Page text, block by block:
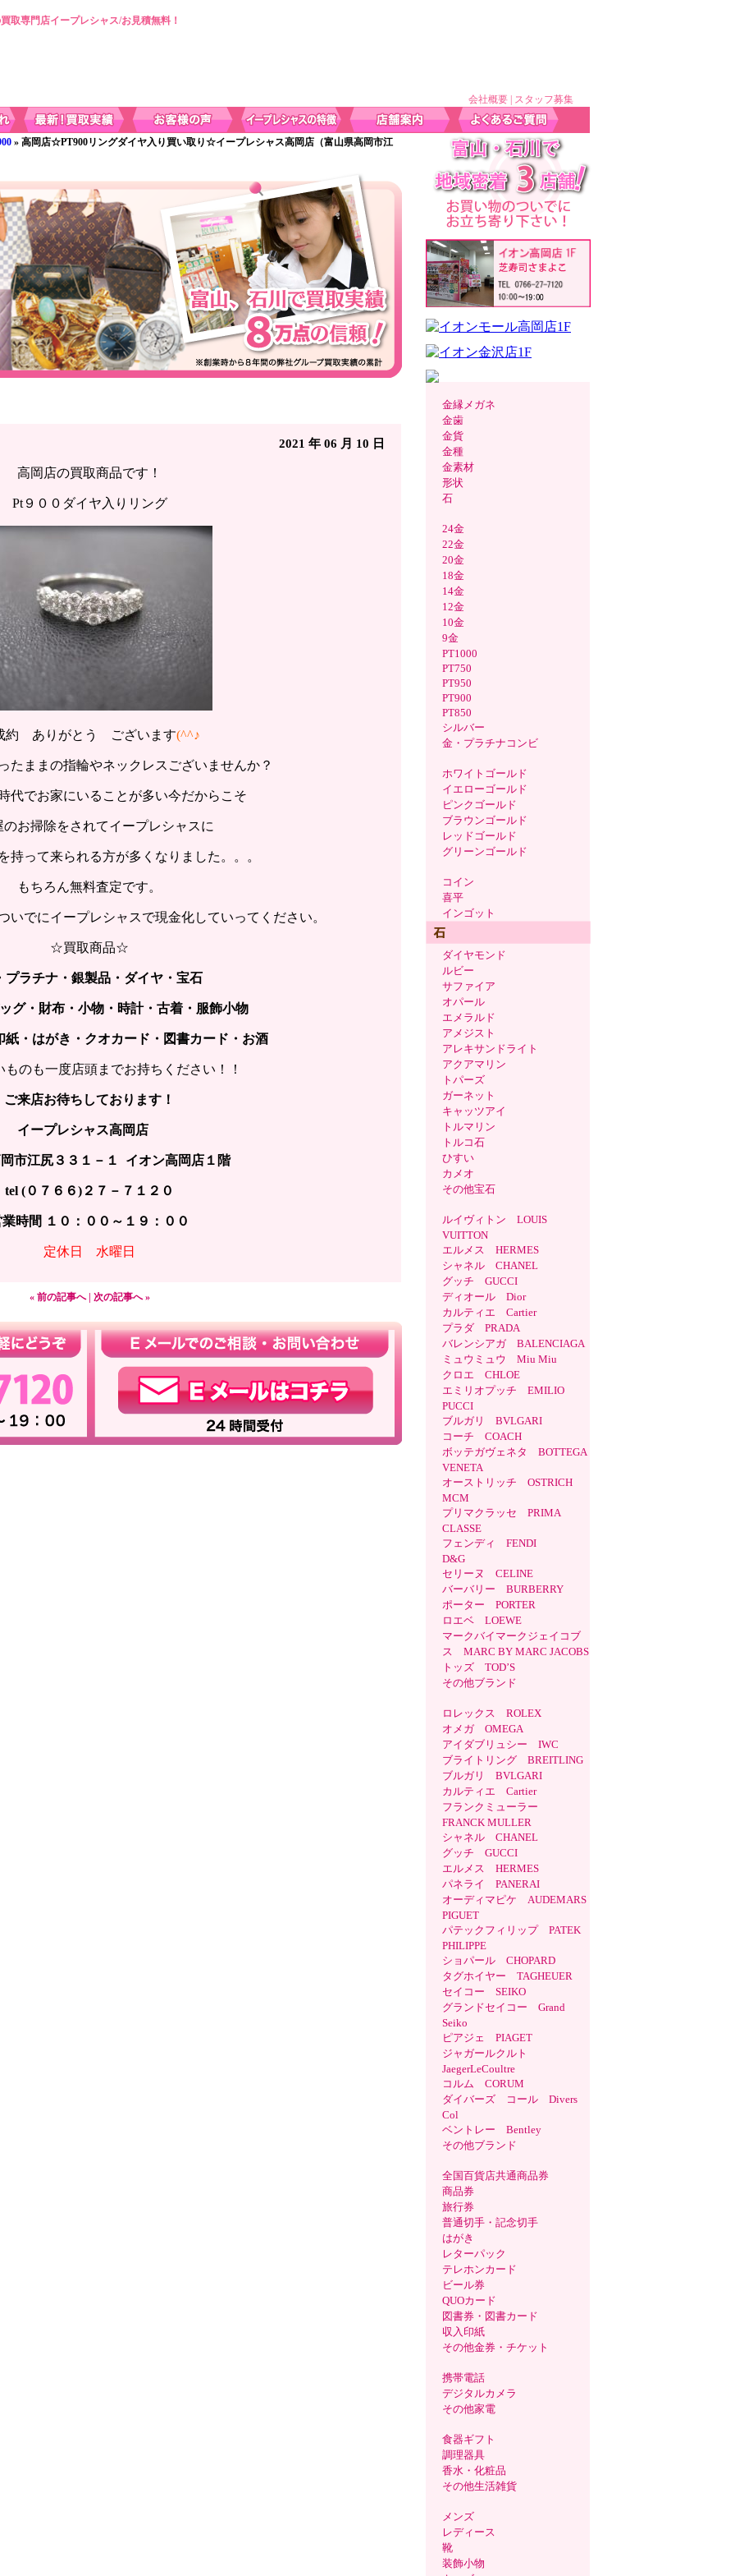
取専門店イープレシャス/お見積無料！
会社概要 スタッフ募集
» 高岡店☆PT900リングダイヤ入り買い取り☆イープレシャス高岡店（富山県高岡市江
2021 年 06 月 10 日
高岡店の買取商品です！
Pt９００ダイヤ入りリング
約 ありがとう ございます(^^♪
たままの指輪やネックレスございませんか？
代でお家にいることが多い今だからこそ
のお掃除をされてイープレシャスに
持って来られる方が多くなりました。。。
もちろん無料査定です。
いでにイープレシャスで現金化していってください。
☆買取商品☆
プラチナ・銀製品・ダイヤ・宝石
グ・財布・小物・時計・古着・服飾小物
紙・はがき・クオカード・図書カード・お酒
のも一度店頭までお持ちください！！
ご来店お待ちしております！
イープレシャス高岡店
市江尻３３１－１ イオン高岡店１階
tel (０７６６)２７－７１２０
時間 １０：００～１９：００
定休日 水曜日
« 前の記事へ| 次の記事へ »
金縁メガネ
金歯
金貨
金種
金素材
形状
石
24金
22金
20金
18金
14金
12金
10金
9金
PT1000
PT750
PT950
PT900
PT850
シルバー
金・プラチナコンビ
ホワイトゴールド
イエローゴールド
ピンクゴールド
ブラウンゴールド
レッドゴールド
グリーンゴールド
コイン
喜平
インゴット
ダイヤモンド
ルビー
サファイア
オパール
エメラルド
アメジスト
アレキサンドライト
アクアマリン
トパーズ
ガーネット
キャッツアイ
トルマリン
トルコ石
ひすい
カメオ
その他宝石
ルイヴィトン LOUIS
VUITTON
エルメス HERMES
シャネル CHANEL
グッチ GUCCI
ディオール Dior
カルティエ Cartier
プラダ PRADA
バレンシアガ BALENCIAGA
ミュウミュウ Miu Miu
クロエ CHLOE
エミリオプッチ EMILIO
PUCCI
ブルガリ BVLGARI
コーチ COACH
ボッテガヴェネタ BOTTEGA
VENETA
オーストリッチ OSTRICH
MCM
プリマクラッセ PRIMA
CLASSE
フェンディ FENDI
D&G
セリーヌ CELINE
バーバリー BURBERRY
ポーター PORTER
ロエベ LOEWE
マークバイマークジェイコブ
ス MARC BY MARC JACOBS
トッズ TOD’S
その他ブランド
ロレックス ROLEX
オメガ OMEGA
アイダブリュシー IWC
ブライトリング BREITLING
ブルガリ BVLGARI
カルティエ Cartier
フランクミューラー
FRANCK MULLER
シャネル CHANEL
グッチ GUCCI
エルメス HERMES
パネライ PANERAI
オーディマピケ AUDEMARS
PIGUET
パテックフィリップ PATEK
PHILIPPE
ショパール CHOPARD
タグホイヤー TAGHEUER
セイコー SEIKO
グランドセイコー Grand
Seiko
ピアジェ PIAGET
ジャガールクルト
JaegerLeCoultre
コルム CORUM
ダイバーズ コール Divers
Col
ベントレー Bentley
その他ブランド
全国百貨店共通商品券
商品券
旅行券
普通切手・記念切手
はがき
レターパック
テレホンカード
ビール券
QUOカード
図書券・図書カード
収入印紙
その他金券・チケット
携帯電話
デジタルカメラ
その他家電
食器ギフト
調理器具
香水・化粧品
その他生活雑貨
メンズ
レディース
靴
装飾小物